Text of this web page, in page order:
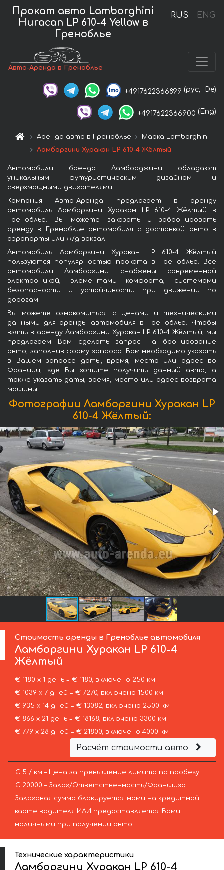
RUS ENG
Прокат авто Lamborghini
Huracan LP 610-4 Yellow в
Греноблье
Авто-Аренда в Греноблье
+4917622366899 (рус, De)
+4917622366900 (Eng)
Аренда авто в Греноблье
Марка Lamborghini
Ламборгини Хуракан LP 610-4 Жёлтый
Автомобили бренда Ламборджини обладают
уникальным футуристическим дизайном и
сверхмощными двигателями.
Компания Авто-Аренда предлагает в аренду
автомобиль Ламборгини Хуракан LP 610-4 Жёлтый в
Греноблье. Вы можете заказать и забронировать
аренду в Греноблье автомобиля с доставкой авто в
аэропорты или ж/д вокзал.
Автомобиль Ламборгини Хуракан LP 610-4 Жёлтый
пользуются популярностью проката в Греноблье. Все
автомобили Ламборгини снабжены современной
электроникой, элементами комфорта, системами
безопасности и устойчивости при движении по
дорогам.
Вы можете ознакомиться с ценами и техническими
данными для аренды автомобиля в Греноблье. Чтобы
взять в аренду Ламборгини Хуракан LP 610-4 Жёлтый, мы
предлагаем Вам сделать запрос на бронирование
авто, заполнив форму запроса. Вам необходимо указать
в Вашем запросе даты, время, место или адрес во
Франции, где Вы хотите получить данный авто, а
также указать даты, время, место или адрес возврата
машины.
Фотографии Ламборгини Хуракан LP
610-4 Жёлтый:
Стоимость аренды в Греноблье автомобиля
Ламборгини Хуракан LP 610-4
Жёлтый
€ 1180 х 1 день = € 1180, включено 250 км
€ 1039 х 7 дней = € 7270, включено 1500 км
€ 935 х 14 дней = € 13082, включено 2500 км
€ 866 х 21 день = € 18168, включено 3300 км
€ 779 х 28 дней = € 21800, включено 4000 км
Расчёт стоимости авто
€ 5 / км – Цена за превышение лимита по пробегу
€ 20000 – Залог/Ответственность/Франшиза.
Залоговая сумма блокируется нами на кредитной
карте водителя ИЛИ предоставляется Вами
наличными при получении авто.
Технические характеристики
Ламборгини Хуракан LP 610-4